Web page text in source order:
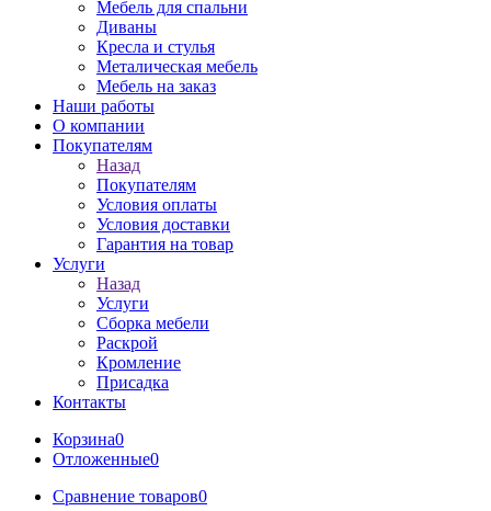
Мебель для спальни
Диваны
Кресла и стулья
Металическая мебель
Мебель на заказ
Наши работы
О компании
Покупателям
Назад
Покупателям
Условия оплаты
Условия доставки
Гарантия на товар
Услуги
Назад
Услуги
Сборка мебели
Раскрой
Кромление
Присадка
Контакты
Корзина0
Отложенные0
Сравнение товаров0